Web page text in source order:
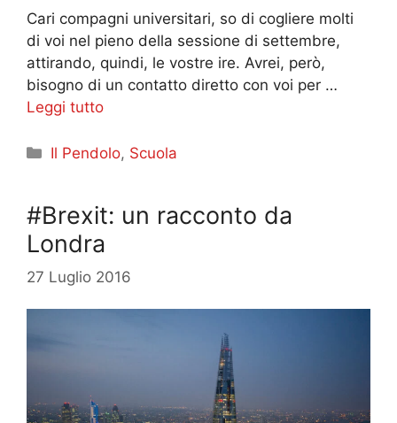
Cari compagni universitari, so di cogliere molti
di voi nel pieno della sessione di settembre,
attirando, quindi, le vostre ire. Avrei, però,
bisogno di un contatto diretto con voi per …
Leggi tutto
Categorie
Il Pendolo, Scuola
#Brexit: un racconto da
Londra
27 Luglio 2016